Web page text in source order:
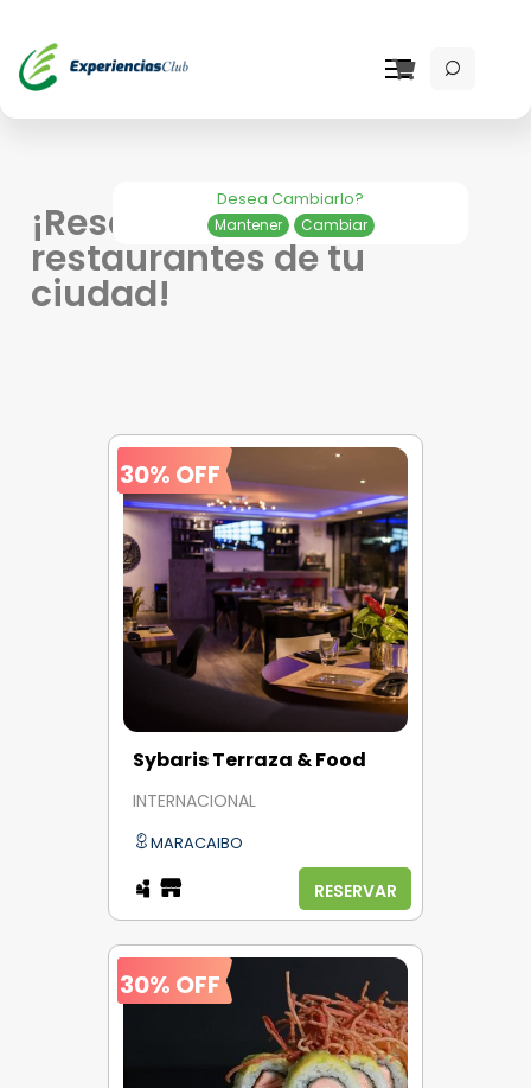
Desea Cambiarlo?
Mantener Cambiar
¡Reserva en los mejores
restaurantes de tu
ciudad!
30% OFF
Sybaris Terraza & Food
INTERNACIONAL
MARACAIBO
RESERVAR
30% OFF